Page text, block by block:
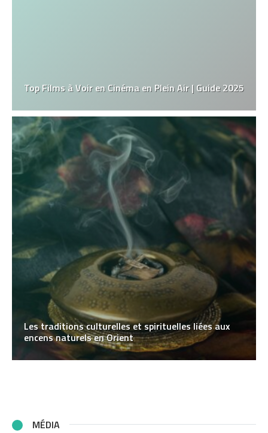
Top Films à Voir en Cinéma en Plein Air | Guide 2025
Les traditions culturelles et spirituelles liées aux
encens naturels en Orient
MÉDIA